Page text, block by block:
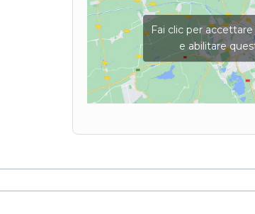
Fai clic per
e abilitare